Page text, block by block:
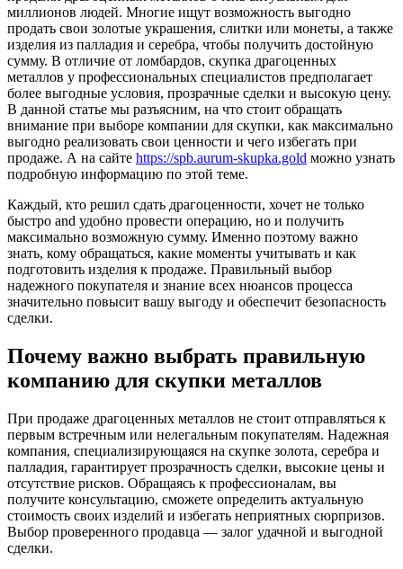
миллионов людей. Многие ищут возможность выгодно
продать свои золотые украшения, слитки или монеты, а также
изделия из палладия и серебра, чтобы получить достойную
сумму. В отличие от ломбардов, скупка драгоценных
металлов у профессиональных специалистов предполагает
более выгодные условия, прозрачные сделки и высокую цену.
В данной статье мы разъясним, на что стоит обращать
внимание при выборе компании для скупки, как максимально
выгодно реализовать свои ценности и чего избегать при
продаже. А на сайте https://spb.aurum-skupka.gold можно узнать
подробную информацию по этой теме.
Каждый, кто решил сдать драгоценности, хочет не только
быстро and удобно провести операцию, но и получить
максимально возможную сумму. Именно поэтому важно
знать, кому обращаться, какие моменты учитывать и как
подготовить изделия к продаже. Правильный выбор
надежного покупателя и знание всех нюансов процесса
значительно повысит вашу выгоду и обеспечит безопасность
сделки.
Почему важно выбрать правильную
компанию для скупки металлов
При продаже драгоценных металлов не стоит отправляться к
первым встречным или нелегальным покупателям. Надежная
компания, специализирующаяся на скупке золота, серебра и
палладия, гарантирует прозрачность сделки, высокие цены и
отсутствие рисков. Обращаясь к профессионалам, вы
получите консультацию, сможете определить актуальную
стоимость своих изделий и избегать неприятных сюрпризов.
Выбор проверенного продавца — залог удачной и выгодной
сделки.